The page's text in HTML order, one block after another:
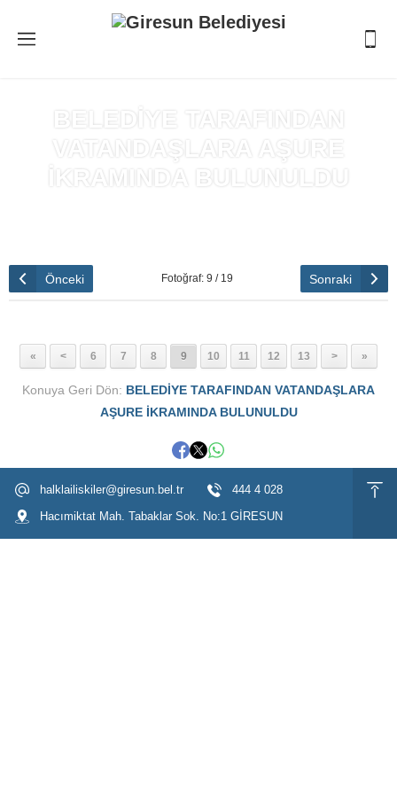
BELEDİYE TARAFINDAN
VATANDAŞLARA AŞURE
İKRAMINDA BULUNULDU
Önceki Fotoğraf: 9 / 19 Sonraki
« < 6 7 8 9 10 11 12 13 > »
Konuya Geri Dön: BELEDİYE TARAFINDAN VATANDAŞLARA
AŞURE İKRAMINDA BULUNULDU
halklailiskiler@giresun.bel.tr
444 4 028
Hacımiktat Mah. Tabaklar Sok. No:1 GİRESUN